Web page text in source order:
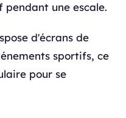
une escale.
d'écrans de
sportifs, ce
pour se